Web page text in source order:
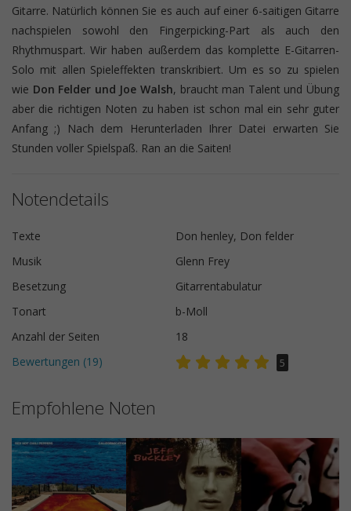
Gitarre. Natürlich können Sie es auch auf einer 6-saitigen Gitarre
nachspielen sowohl den Fingerpicking-Part als auch den
Rhythmuspart. Wir haben außerdem das komplette E-Gitarren-
Solo mit allen Spieleffekten transkribiert. Um es so zu spielen
wie Don Felder und Joe Walsh, braucht man Talent und Übung
aber die richtigen Noten zu haben ist schon mal ein sehr guter
Anfang ;) Nach dem Herunterladen Ihrer Datei erwarten Sie
Stunden voller Spielspaß. Ran an die Saiten!
Notendetails
Texte
Don henley, Don felder
Musik
Glenn Frey
Besetzung
Gitarrentabulatur
Tonart
b-Moll
Anzahl der Seiten
18
Bewertungen (19) 5
Empfohlene Noten